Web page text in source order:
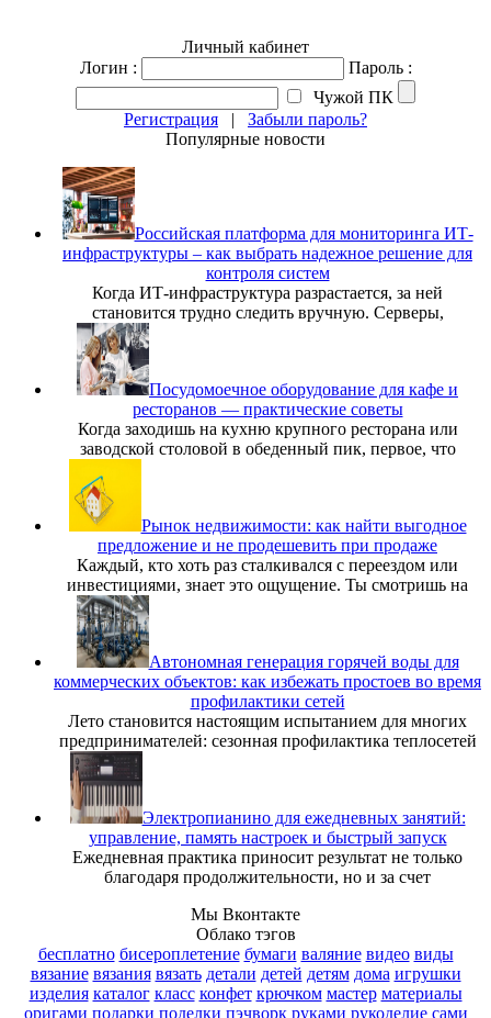
Личный кабинет
Логин :
Пароль :
Чужой ПК
Регистрация | Забыли пароль?
Популярные новости
Российская платформа для мониторинга ИТ-
инфраструктуры – как выбрать надежное решение для
контроля систем
Когда ИТ-инфраструктура разрастается, за ней
становится трудно следить вручную. Серверы,
Посудомоечное оборудование для кафе и
ресторанов — практические советы
Когда заходишь на кухню крупного ресторана или
заводской столовой в обеденный пик, первое, что
Рынок недвижимости: как найти выгодное
предложение и не продешевить при продаже
Каждый, кто хоть раз сталкивался с переездом или
инвестициями, знает это ощущение. Ты смотришь на
Автономная генерация горячей воды для
коммерческих объектов: как избежать простоев во время
профилактики сетей
Лето становится настоящим испытанием для многих
предпринимателей: сезонная профилактика теплосетей
Электропианино для ежедневных занятий:
управление, память настроек и быстрый запуск
Ежедневная практика приносит результат не только
благодаря продолжительности, но и за счет
Мы Вконтакте
Облако тэгов
бесплатно бисероплетение бумаги валяние видео виды
вязание вязания вязать детали детей детям дома игрушки
изделия каталог класс конфет крючком мастер материалы
оригами подарки поделки пэчворк руками рукоделие сами